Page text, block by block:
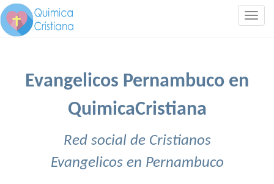
Evangelicos Pernambuco en
QuimicaCristiana
Red social de Cristianos
Evangelicos en Pernambuco